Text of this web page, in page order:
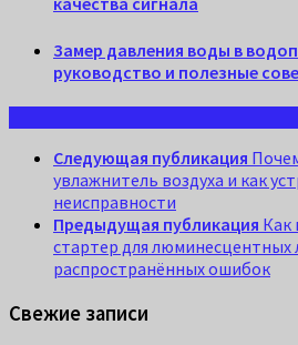
Замер давления воды в
руководство и полезные
Следующая публикация
увлажнитель воздуха и как
неисправности
Предыдущая публикация Как
стартер для люминесцентных
распространённых ошибок
Свежие записи